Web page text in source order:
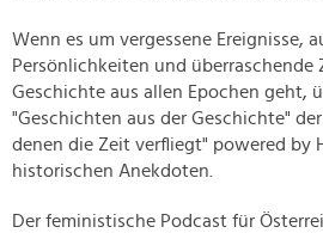
Wenn es um vergessene Ereignisse,
Persönlichkeiten und überraschende
Geschichte aus allen Epochen geht,
"Geschichten aus der Geschichte"
denen die Zeit verfliegt" powered by
historischen Anekdoten.
Der feministische Podcast für